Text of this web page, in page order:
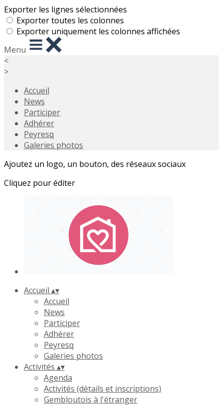
Exporter les lignes sélectionnées
Exporter toutes les colonnes
Exporter uniquement les colonnes affichées
Menu
<
>
Accueil
News
Participer
Adhérer
Peyresq
Galeries photos
Ajoutez un logo, un bouton, des réseaux sociaux
Cliquez pour éditer
Accueil ▴▾
Accueil
News
Participer
Adhérer
Peyresq
Galeries photos
Activités ▴▾
Agenda
Activités (détails et inscriptions)
Gembloutois à l'étranger